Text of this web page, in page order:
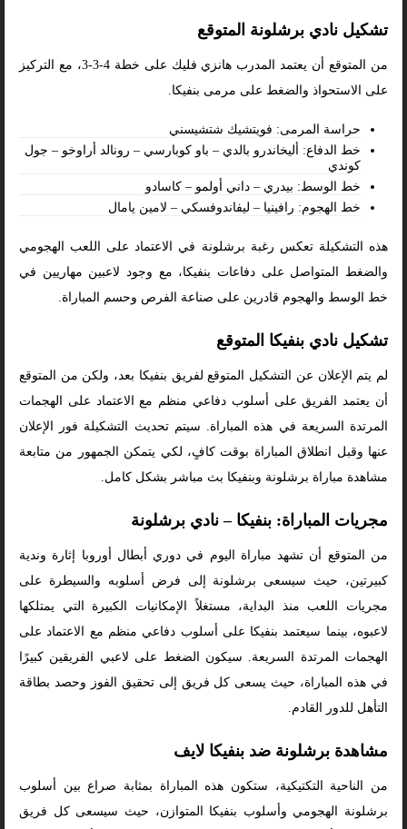
تشكيل نادي برشلونة المتوقع
من المتوقع أن يعتمد المدرب هانزي فليك على خطة 4-3-3، مع التركيز
على الاستحواذ والضغط على مرمى بنفيكا.
حراسة المرمى: فويتشيك شتشيسني
خط الدفاع: أليخاندرو بالدي – باو كوبارسي – رونالد أراوخو – جول
كوندي
خط الوسط: بيدري – داني أولمو – كاسادو
خط الهجوم: رافينيا – ليفاندوفسكي – لامين يامال
هذه التشكيلة تعكس رغبة برشلونة في الاعتماد على اللعب الهجومي
والضغط المتواصل على دفاعات بنفيكا، مع وجود لاعبين مهاريين في
خط الوسط والهجوم قادرين على صناعة الفرص وحسم المباراة.
تشكيل نادي بنفيكا المتوقع
لم يتم الإعلان عن التشكيل المتوقع لفريق بنفيكا بعد، ولكن من المتوقع
أن يعتمد الفريق على أسلوب دفاعي منظم مع الاعتماد على الهجمات
المرتدة السريعة في هذه المباراة. سيتم تحديث التشكيلة فور الإعلان
عنها وقبل انطلاق المباراة بوقت كافٍ، لكي يتمكن الجمهور من متابعة
مشاهدة مباراة برشلونة وبنفيكا بث مباشر بشكل كامل.
مجريات المباراة: بنفيكا – نادي برشلونة
من المتوقع أن تشهد مباراة اليوم في دوري أبطال أوروبا إثارة وندية
كبيرتين، حيث سيسعى برشلونة إلى فرض أسلوبه والسيطرة على
مجريات اللعب منذ البداية، مستغلاً الإمكانيات الكبيرة التي يمتلكها
لاعبوه، بينما سيعتمد بنفيكا على أسلوب دفاعي منظم مع الاعتماد على
الهجمات المرتدة السريعة. سيكون الضغط على لاعبي الفريقين كبيرًا
في هذه المباراة، حيث يسعى كل فريق إلى تحقيق الفوز وحصد بطاقة
التأهل للدور القادم.
مشاهدة برشلونة ضد بنفيكا لايف
من الناحية التكتيكية، ستكون هذه المباراة بمثابة صراع بين أسلوب
برشلونة الهجومي وأسلوب بنفيكا المتوازن، حيث سيسعى كل فريق